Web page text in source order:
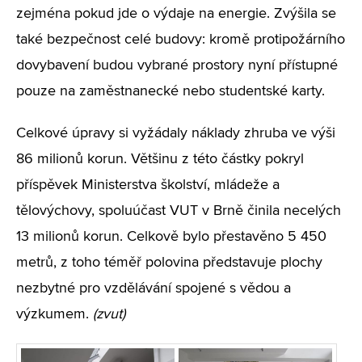
zejména pokud jde o výdaje na energie. Zvýšila se
také bezpečnost celé budovy: kromě protipožárního
dovybavení budou vybrané prostory nyní přístupné
pouze na zaměstnanecké nebo studentské karty.
Celkové úpravy si vyžádaly náklady zhruba ve výši
86 milionů korun. Většinu z této částky pokryl
příspěvek Ministerstva školství, mládeže a
tělovýchovy, spoluúčast VUT v Brně činila necelých
13 milionů korun. Celkově bylo přestavěno 5 450
metrů, z toho téměř polovina představuje plochy
nezbytné pro vzdělávání spojené s vědou a
výzkumem. (zvut)